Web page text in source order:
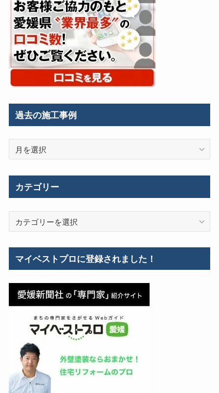
過去の施工事例
去
工
カテゴリー
テ
マイベストプロに登録されました！